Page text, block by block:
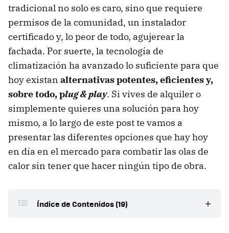
tradicional no solo es caro, sino que requiere
permisos de la comunidad, un instalador
certificado y, lo peor de todo, agujerear la
fachada. Por suerte, la tecnología de
climatización ha avanzado lo suficiente para que
hoy existan alternativas potentes, eficientes y,
sobre todo, plug & play. Si vives de alquiler o
simplemente quieres una solución para hoy
mismo, a lo largo de este post te vamos a
presentar las diferentes opciones que hay hoy
en día en el mercado para combatir las olas de
calor sin tener que hacer ningún tipo de obra.
Índice de Contenidos (19)